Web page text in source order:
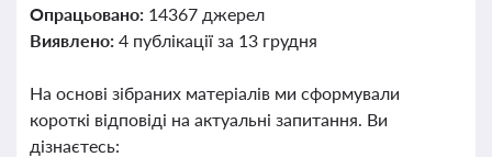
Опрацьовано: 14367 джерел
Виявлено: 4 публікації за 13 грудня
На основі зібраних матеріалів ми сформували
короткі відповіді на актуальні запитання. Ви
дізнаєтесь: